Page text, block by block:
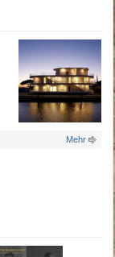
Mehr